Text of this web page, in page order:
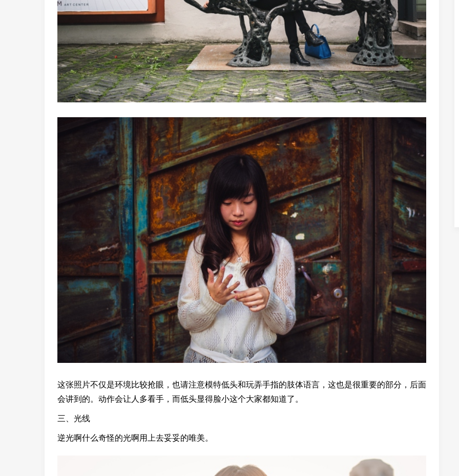
这张照片不仅是环境比较抢眼，也请注意模特低头和玩弄手指的肢体语言，这也是很重要的部分，后面
会讲到的。动作会让人多看手，而低头显得脸小这个大家都知道了。
三、光线
逆光啊什么奇怪的光啊用上去妥妥的唯美。